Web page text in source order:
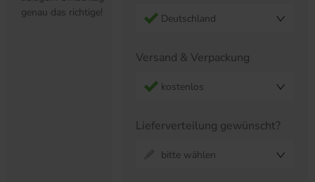
genau das richtige!
Deutschland
Versand & Verpackung
kostenlos
Lieferverteilung gewünscht?
bitte wählen